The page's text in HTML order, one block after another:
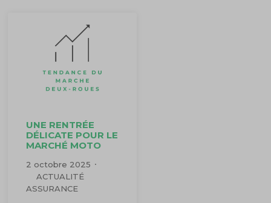
UNE RENTRÉE
DÉLICATE POUR LE
MARCHÉ MOTO
2 octobre 2025
ACTUALITÉ
ASSURANCE